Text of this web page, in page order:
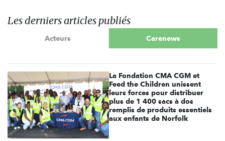
Les derniers articles publiés
Acteurs Carenews
La Fondation CMA CGM et
Feed the Children unissent
leurs forces pour distribuer
plus de 1 400 sacs à dos
remplis de produits essentiels
aux enfants de Norfolk